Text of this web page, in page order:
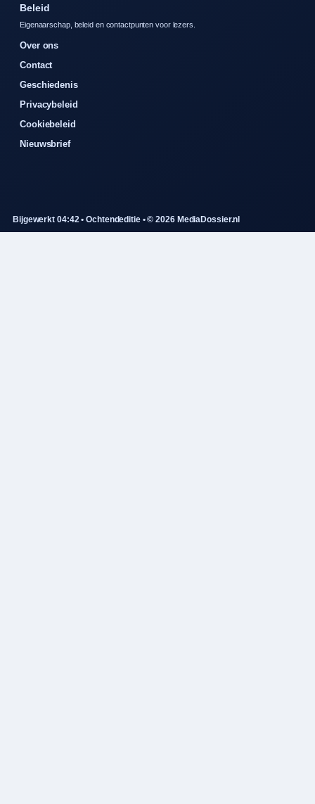
Beleid
Eigenaarschap, beleid en contactpunten voor lezers.
Over ons
Contact
Geschiedenis
Privacybeleid
Cookiebeleid
Nieuwsbrief
Bijgewerkt 04:42 • Ochtendeditie • © 2026 MediaDossier.nl